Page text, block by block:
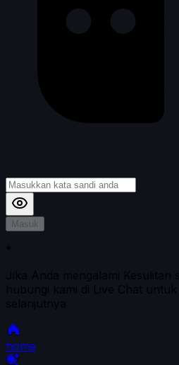
Masuk
*
Jika Anda mengalami Kesulitan
hubungi kami di Live Chat
selanjutnya
home